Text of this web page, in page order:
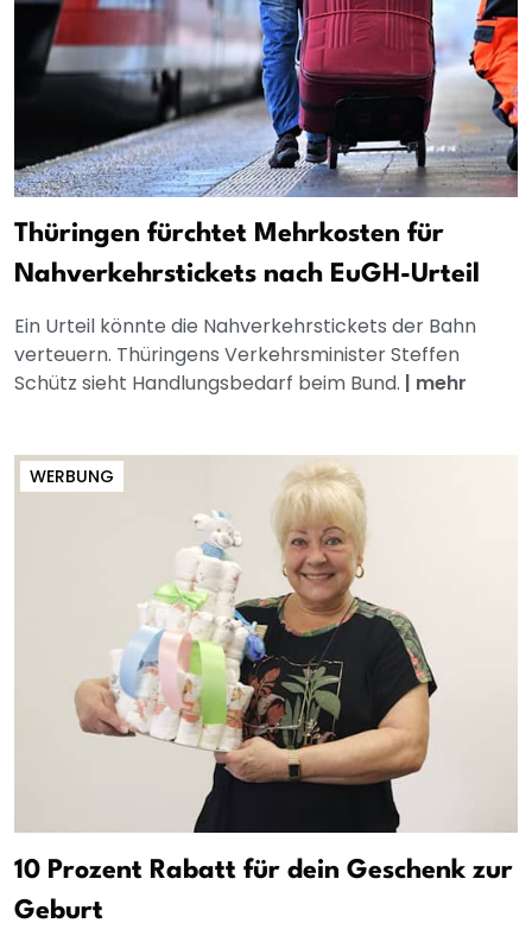
Thüringen fürchtet Mehrkosten für
Nahverkehrstickets nach EuGH-Urteil
Ein Urteil könnte die Nahverkehrstickets der Bahn
verteuern. Thüringens Verkehrsminister Steffen
Schütz sieht Handlungsbedarf beim Bund. | mehr
WERBUNG
10 Prozent Rabatt für dein Geschenk zur
Geburt